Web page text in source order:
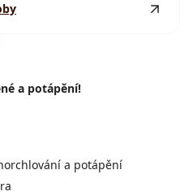
a potápění!
a potápění